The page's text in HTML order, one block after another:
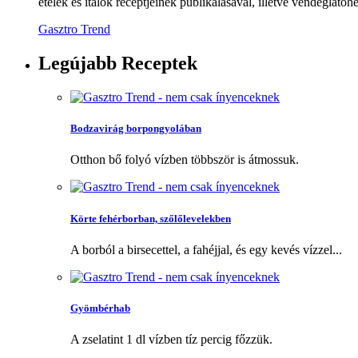
Gasztro Trend
Legújabb Receptek
Bodzavirág borpongyolában
Otthon bő folyó vízben többször is átmossuk.
Körte fehérborban, szőlőlevelekben
A borból a birsecettel, a fahéjjal, és egy kevés vízzel...
Gyömbérhab
A zselatint 1 dl vízben tíz percig főzzük.